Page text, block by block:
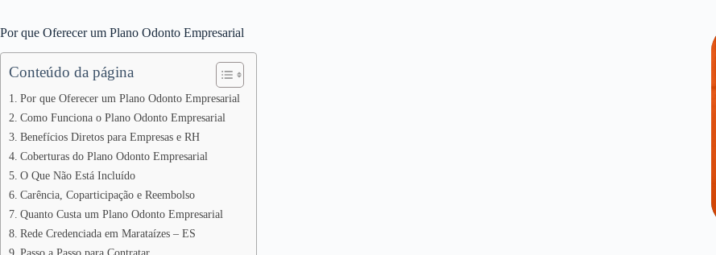
Por que Oferecer um Plano Odonto Empresarial
Conteúdo da página
Por que Oferecer um Plano Odonto Empresarial
Como Funciona o Plano Odonto Empresarial
Benefícios Diretos para Empresas e RH
Coberturas do Plano Odonto Empresarial
O Que Não Está Incluído
Carência, Coparticipação e Reembolso
Quanto Custa um Plano Odonto Empresarial
Rede Credenciada em Marataízes – ES
Passo a Passo para Contratar